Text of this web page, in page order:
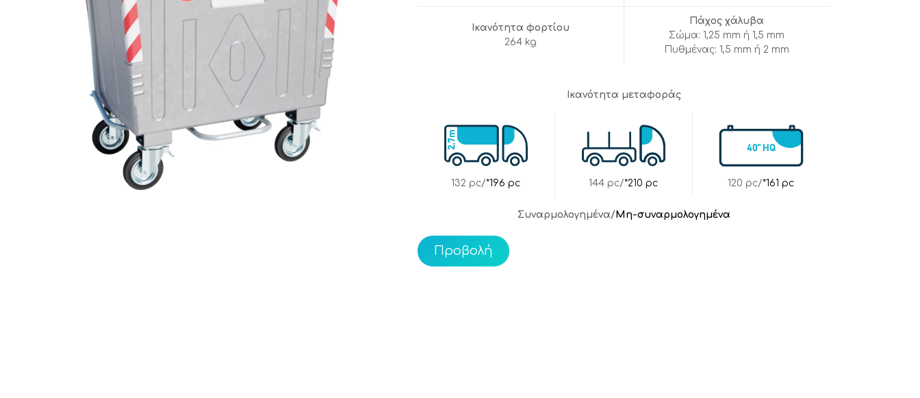
Ικανότητα φορτίου
264 kg
Πάχος χάλυβα
Σώμα: 1,25 mm ή 1,5 mm
Πυθμένας: 1,5 mm ή 2 mm
Ικανότητα μεταφοράς
132 pc/*196 pc 144 pc/*210 pc 120 pc/*161 pc
Συναρμολογημένα/Μη-συναρμολογημένα
Προβολή